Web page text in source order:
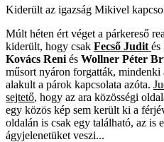
Kiderült az igazság Mikivel
Múlt héten ért véget a párkereső
kiderült, hogy csak Fecső Judit és
Kovács Reni és Wollner Péter
műsort nyáron forgatták,
alakult a párok kapcsolata azóta.
sejtető, hogy az ara közösségi
egy közös kép sem került ki a
oldalán is csak egy található, az is
ágyjelenetüket veszi...